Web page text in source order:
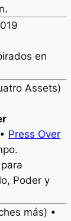
en
Assets)
• Press Over
para
Poder y
más) •